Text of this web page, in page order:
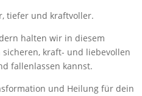
tiefer und kraftvoller.
halten wir in diesem
kraft- und liebevollen
fallenlassen kannst.
und Heilung für dein